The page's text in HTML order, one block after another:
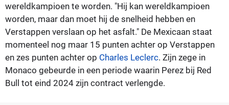
wereldkampioen te worden. "Hij kan wereldkampioen
worden, maar dan moet hij de snelheid hebben en
Verstappen verslaan op het asfalt." De Mexicaan staat
momenteel nog maar 15 punten achter op Verstappen
en zes punten achter op Charles Leclerc. Zijn zege in
Monaco gebeurde in een periode waarin Perez bij Red
Bull tot eind 2024 zijn contract verlengde.